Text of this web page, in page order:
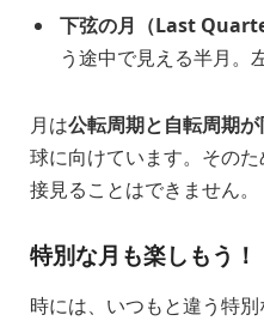
下弦の月（Last
う途中で見える半月。
月は公転周期と自転周期が
球に向けています。その
接見ることはできません。
特別な月も楽しもう！
時には、いつもと違う特